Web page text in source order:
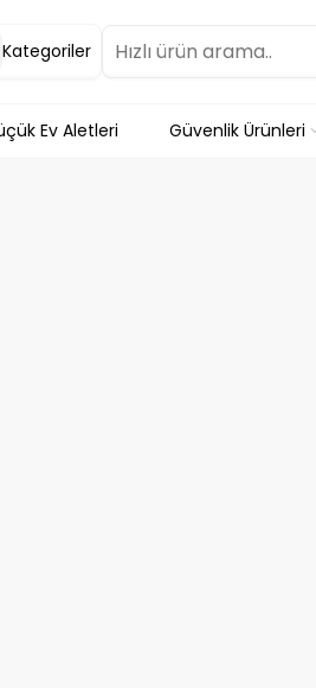
Kategoriler
Ev Aletleri Güvenlik Ürünleri